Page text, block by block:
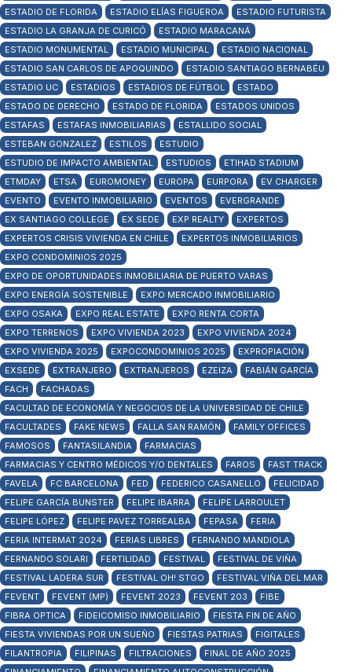
ESTADIO DE FLORIDA
ESTADIO ELÍAS FIGUEROA
ESTADIO FUTURISTA
ESTADIO LA GRANJA DE CURICÓ
ESTADIO MARACANÁ
ESTADIO MONUMENTAL
ESTADIO MUNICIPAL
ESTADIO NACIONAL
ESTADIO SAN CARLOS DE APOQUINDO
ESTADIO SANTIAGO BERNABÉU
ESTADIO UC
ESTADIOS ESTADIOS DE FÚTBOL
ESTADO
ESTADO DE DERECHO
ESTADO DE FLORIDA
ESTADOS UNIDOS
ESTAFAS
ESTAFAS INMOBILIARIAS
ESTALLIDO SOCIAL
ESTEBAN GONZALEZ
ESTILOS
ESTUDIO
ESTUDIO DE IMPACTO AMBIENTAL
ESTUDIOS
ETIHAD STADIUM
ETMDAY
ETSA EUROMONEY EUROPA EURPORA
EV CHARGER
EVENTO
EVENTO INMOBILIARIO EVENTOS
EVERGRANDE
EX SANTIAGO COLLEGE
EX SEDE EXP REALTY
EXPERTOS
EXPERTOS CRISIS VIVIENDA EN CHILE
EXPERTOS INMOBILIARIOS
EXPO CONDOMINIOS 2025
EXPO DE OPORTUNIDADES INMOBILIARIA DE PUERTO VARAS
EXPO ENERGÍA SOSTENIBLE
EXPO MERCADO INMOBILIARIO
EXPO OSAKA
EXPO REAL ESTATE
EXPO RENTA CORTA
EXPO TERRENOS
EXPO VIVIENDA 2023
EXPO VIVIENDA 2024
EXPO VIVIENDA 2025
EXPOCONDOMINIOS 2025
EXPROPIACIÓN
EXSEDE
EXTRANJERO EXTRANJEROS EZEIZA
FABIÁN GARCÍA
FACH
FACHADAS
FACULTAD DE ECONOMÍA Y NEGOCIOS DE LA UNIVERSIDAD DE CHILE
FACULTADES
FAKE NEWS FALLA SAN RAMÓN
FAMILY OFFICES
FAMOSOS
FANTASILANDIA
FARMACIAS
FARMACIAS Y CENTRO MÉDICOS Y/O DENTALES
FAROS
FAST TRACK
FAVELA
FC BARCELONA FED FEDERICO CASANELLO
FELICIDAD
FELIPE GARCÍA BUNSTER
FELIPE IBARRA
FELIPE LARROULET
FELIPE LÓPEZ
FELIPE PAVEZ TORREALBA FEPASA
FERIA
FERIA INTERMAT 2024
FERIAS LIBRES
FERNANDO MANDIOLA
FERNANDO SOLARI
FERTILIDAD FESTIVAL
FESTIVAL DE VIÑA
FESTIVAL LADERA SUR
FESTIVAL OH! STGO
FESTIVAL VIÑA DEL MAR
FEVENT
FEVENT (MP) FEVENT 2023 FEVENT 203
FIBE
FIBRA OPTICA
FIDEICOMISO INMOBILIARIO
FIESTA FIN DE AÑO
FIESTA VIVIENDAS POR UN SUEÑO
FIESTAS PATRIAS
FIGITALES
FILANTROPIA
FILIPINAS FILTRACIONES
FINAL DE AÑO 2025